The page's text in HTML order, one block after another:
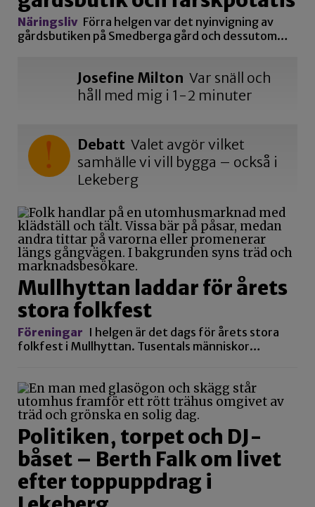
Näringsliv Förra helgen var det nyinvigning av
gårdsbutiken på Smedberga gård och dessutom…
Josefine Milton Var snäll och
håll med mig i 1-2 minuter
Debatt Valet avgör vilket
samhälle vi vill bygga – också i
Lekeberg
Mullhyttan laddar för årets
stora folkfest
Föreningar I helgen är det dags för årets stora
folkfest i Mullhyttan. Tusentals människor…
Politiken, torpet och DJ-
båset – Berth Falk om livet
efter toppuppdrag i